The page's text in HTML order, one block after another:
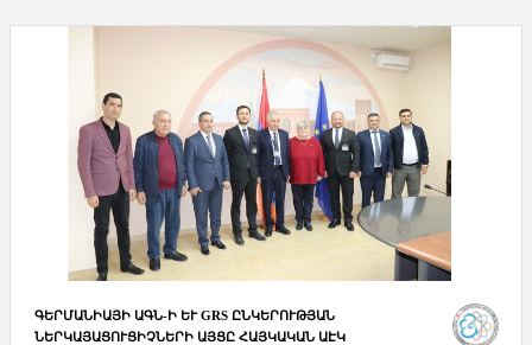
ԳԵՐՄԱՆԻԱՅԻ ԱԳՆ-Ի ԵՒ GRS ԸՆԿԵՐՈՒԹՅԱՆ Ն
ԵՐԿԱՅԱՑՈՒՑԻՉՆԵՐԻ ԱՅՑԸ ՀԱՅԿԱԿԱՆ ԱԷԿ